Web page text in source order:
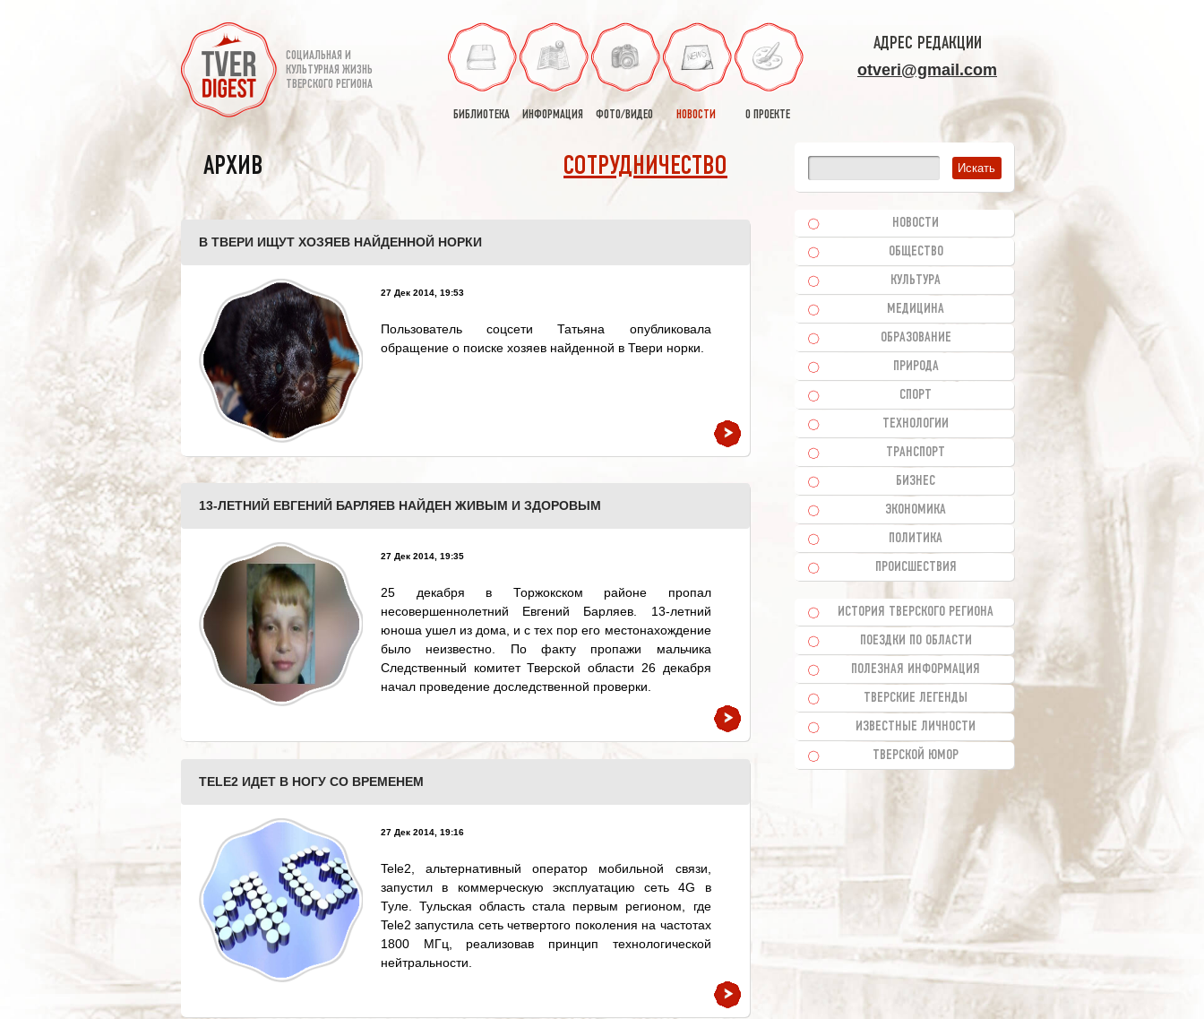
СОЦИАЛЬНАЯ И
КУЛЬТУРНАЯ ЖИЗНЬ
ТВЕРСКОГО РЕГИОНА
БИБЛИОТЕКА ИНФОРМАЦИЯ ФОТО/ВИДЕО НОВОСТИ О ПРОЕКТЕ
АДРЕС РЕДАКЦИИ
otveri@gmail.com
АРХИВ СОТРУДНИЧЕСТВО
В ТВЕРИ ИЩУТ ХОЗЯЕВ НАЙДЕННОЙ НОРКИ
27 Дек 2014, 19:53
Пользователь соцсети Татьяна опубликовала
обращение о поиске хозяев найденной в Твери норки.
13-ЛЕТНИЙ ЕВГЕНИЙ БАРЛЯЕВ НАЙДЕН ЖИВЫМ И ЗДОРОВЫМ
27 Дек 2014, 19:35
25 декабря в Торжокском районе пропал
несовершеннолетний Евгений Барляев. 13-летний
юноша ушел из дома, и с тех пор его местонахождение
было неизвестно. По факту пропажи мальчика
Следственный комитет Тверской области 26 декабря
начал проведение доследственной проверки.
TELE2 ИДЕТ В НОГУ СО ВРЕМЕНЕМ
27 Дек 2014, 19:16
Tele2, альтернативный оператор мобильной связи,
запустил в коммерческую эксплуатацию сеть 4G в
Туле. Тульская область стала первым регионом, где
Tele2 запустила сеть четвертого поколения на частотах
1800 МГц, реализовав принцип технологической
нейтральности.
НОВОСТИ
ОБЩЕСТВО
КУЛЬТУРА
МЕДИЦИНА
ОБРАЗОВАНИЕ
ПРИРОДА
СПОРТ
ТЕХНОЛОГИИ
ТРАНСПОРТ
БИЗНЕС
ЭКОНОМИКА
ПОЛИТИКА
ПРОИСШЕСТВИЯ
ИСТОРИЯ ТВЕРСКОГО РЕГИОНА
ПОЕЗДКИ ПО ОБЛАСТИ
ПОЛЕЗНАЯ ИНФОРМАЦИЯ
ТВЕРСКИЕ ЛЕГЕНДЫ
ИЗВЕСТНЫЕ ЛИЧНОСТИ
ТВЕРСКОЙ ЮМОР